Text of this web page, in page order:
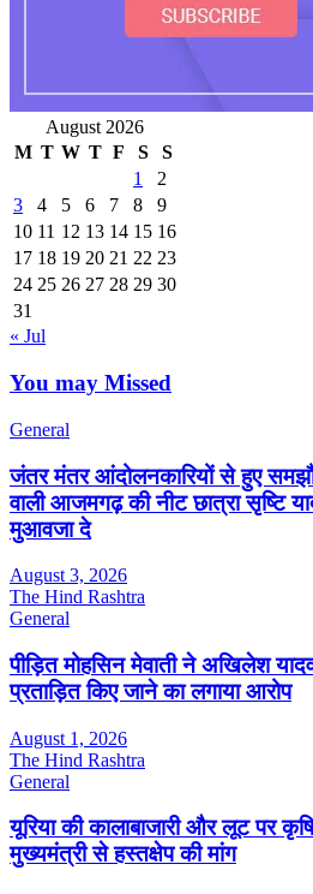
August 2026
M T W T F S
S
1
2
3
4 5 6 7 8
9
10 11 12 13 14 15 16
17 18 19 20 21 22 23
24 25 26 27 28 29 30
31
« Jul
You may Missed
General
जंतर मंतर आंदोलनकारियों से हुए
वाली आजमगढ़ की नीट छात्रा सृष्टि
मुआवजा दे
August 3, 2026
The Hind Rashtra
General
पीड़ित मोहसिन मेवाती ने अखिलेश
प्रताड़ित किए जाने का लगाया आरोप
August 1, 2026
The Hind Rashtra
General
यूरिया की कालाबाजारी और लूट पर
मुख्यमंत्री से हस्तक्षेप की मांग